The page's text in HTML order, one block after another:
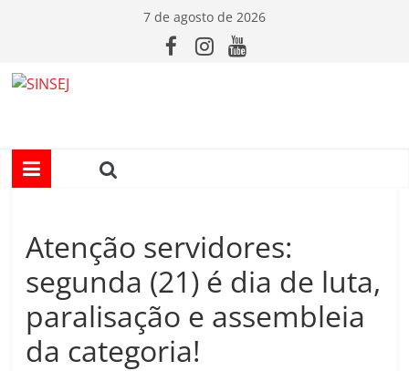
conteúdo
7 de agosto de 2026
I
S
E
Atenção servidores:
segunda (21) é dia de luta,
paralisação e assembleia
da categoria!